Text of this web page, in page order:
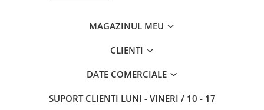
MAGAZINUL MEU
CLIENTI
DATE COMERCIALE
SUPORT CLIENTI LUNI - VINERI / 10 - 17